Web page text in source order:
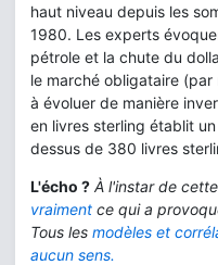
haut niveau depuis les
1980. Les experts
pétrole et la chute du
le marché obligataire
à évoluer de manière
en livres sterling établit
dessus de 380 livres
L'écho ? À l'instar de
vraiment ce qui a
Tous les modèles et
aucun sens.